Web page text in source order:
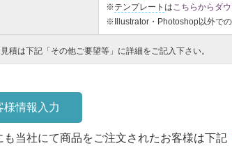
※テンプレート はこちらからダ
※Illustrator・Photoshop以外での
積は下記「その他ご要望等」に詳細をご記入下さい。
様情報入力
も当社にて商品をご注文されたお客様は下記